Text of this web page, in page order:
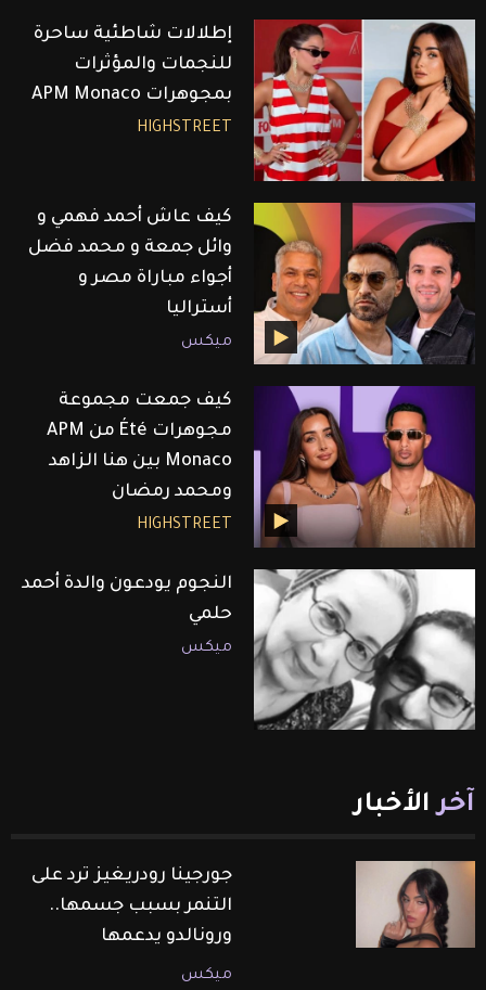
إطلالات شاطئية ساحرة
للنجمات والمؤثرات
بمجوهرات APM Monaco
HIGHSTREET
كيف عاش أحمد فهمي و
وائل جمعة و محمد فضل
أجواء مباراة مصر و
أستراليا
ميكس
كيف جمعت مجموعة
مجوهرات Été من APM
Monaco بين هنا الزاهد
ومحمد رمضان
HIGHSTREET
النجوم يودعون والدة أحمد
حلمي
ميكس
آخر الأخبار
جورجينا رودريغيز ترد على
التنمر بسبب جسمها..
ورونالدو يدعمها
ميكس